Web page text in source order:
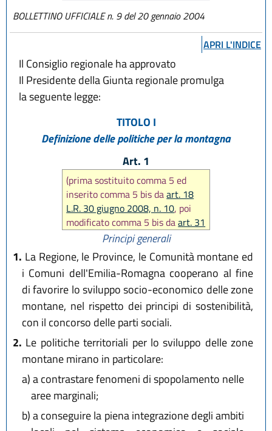
L.R. 27 dicembre 2017, n. 25
L.R. 31 luglio 2020 n. 3
L.R. 20 maggio 2021, n. 5
L.R. 29 luglio 2021, n. 8
BOLLETTINO UFFICIALE n. 9 del 20 gennaio 2004
APRI L'INDICE
Il Consiglio regionale ha approvato
Il Presidente della Giunta regionale promulga
la seguente legge:
TITOLO I
Definizione delle politiche per la montagna
Art. 1
(prima sostituito comma 5 ed
inserito comma 5 bis daart. 18
L.R. 30 giugno 2008, n. 10, poi
modificato comma 5 bis daart. 31
L.R. 27 dicembre 2017, n. 25
infine inserito comma 5 ter da
art. 8 L.R. 29 dicembre 200, n. 11)
Principi generali
1. La Regione, le Province, le Comunità montane ed
i Comuni dell'Emilia-Romagna cooperano al fine
di favorire lo sviluppo socio-economico delle zone
montane, nel rispetto dei principi di sostenibilità,
con il concorso delle parti sociali.
2. Le politiche territoriali per lo sviluppo delle zone
montane mirano in particolare:
a)a contrastare fenomeni di spopolamento nelle
aree marginali;
b)a conseguire la piena integrazione degli ambiti